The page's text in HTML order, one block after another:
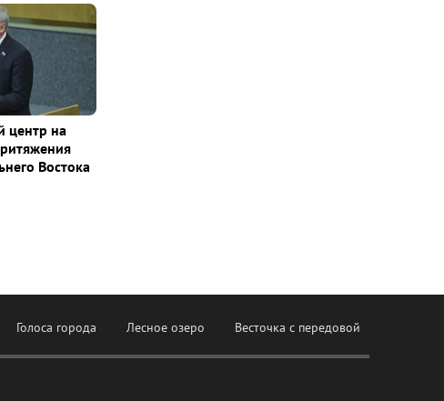
центр на
Востока
Голоса города Лесное озеро Весточка с передовой